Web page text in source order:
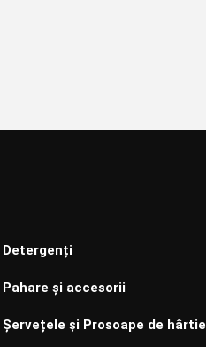
Detergenți
Pahare și accesorii
Șervețele și Prosoape de hârtie